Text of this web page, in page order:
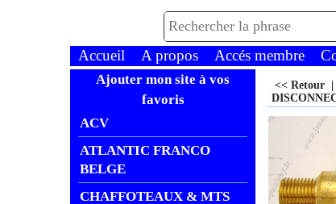
Accueil A propos Accés membre
Ajouter mon site à vos
favoris
ACV
ATLANTIC FRANCO
BELGE
CHAFFOTEAUX & MTS
<< Retour